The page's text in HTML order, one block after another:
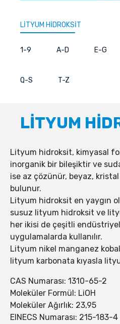
LİTYUM HİDROKSİT
1-9 A-D E-G
Q-S T-Z
LİTYUM
Lityum hidroksit, kimyasal
inorganik bir bileşiktir ve
ise az çözünür, beyaz, kristal
bulunur.
Lityum hidroksit en yaygın
susuz lityum hidroksit ve
her ikisi de çeşitli
uygulamalarda kullanılır.
Lityum nikel manganez
lityum karbonata kıyasla
CAS Numarası: 1310-65-2
Moleküler Formül: LiOH
Moleküler Ağırlık: 23,95
EINECS Numarası: 215-183-4